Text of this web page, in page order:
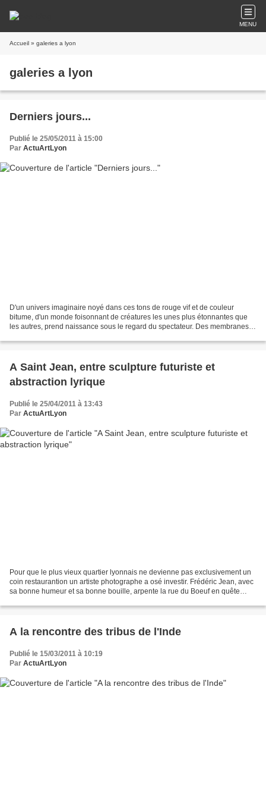
MENU
Accueil » galeries a lyon
galeries a lyon
Derniers jours...
Publié le 25/05/2011 à 15:00
Par ActuArtLyon
D'un univers imaginaire noyé dans ces tons de rouge vif et de couleur
bitume, d'un monde foisonnant de créatures les unes plus étonnantes que
les autres, prend naissance sous le regard du spectateur. Des membranes
A Saint Jean, entre sculpture futuriste et
abstraction lyrique
Publié le 25/04/2011 à 13:43
Par ActuArtLyon
Pour que le plus vieux quartier lyonnais ne devienne pas exclusivement un
coin restaurantion un artiste photographe a osé investir. Frédéric Jean, avec
sa bonne humeur et sa bonne bouille, arpente la rue du Boeuf en quête
A la rencontre des tribus de l'Inde
Publié le 15/03/2011 à 10:19
Par ActuArtLyon